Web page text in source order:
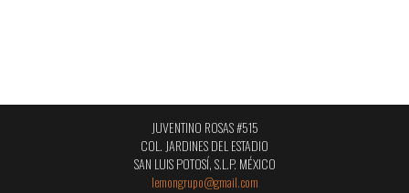
JUVENTINO ROSAS #515
COL. JARDINES DEL ESTADIO
SAN LUIS POTOSÍ, S.L.P. MÉXICO
lemongrupo@gmail.com